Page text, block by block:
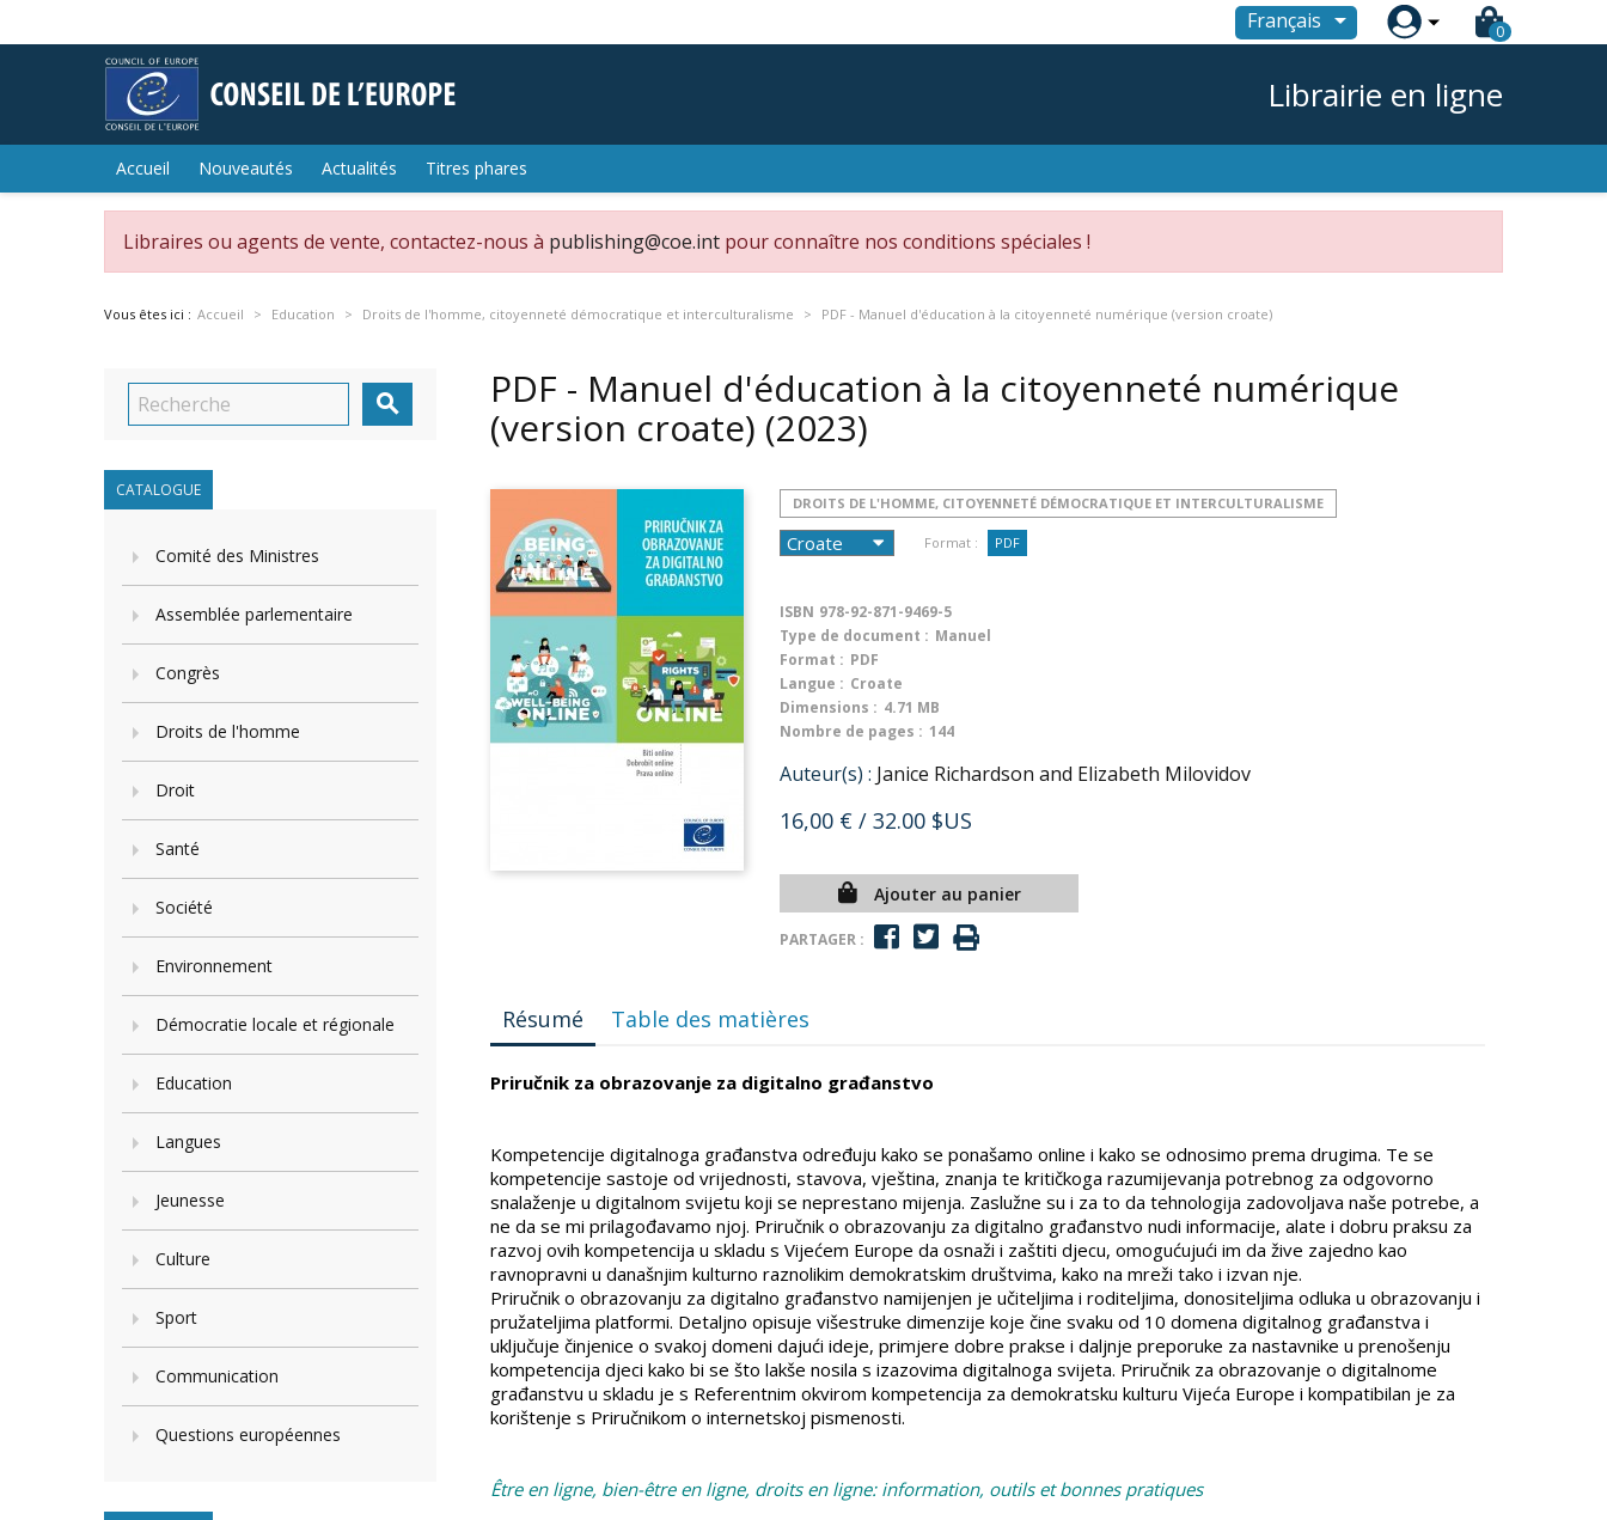
Français  0
Librairie en ligne
Accueil Nouveautés Actualités Titres phares
Libraires ou agents de vente, contactez-nous à publishing@coe.int pour connaître nos conditions spéciales !
Vous êtes ici : Accueil Education Droits de l'homme, citoyenneté démocratique et interculturalisme PDF - Manuel d'éducation à la citoyenneté numérique (version croate)

CATALOGUE
Comité des Ministres
Assemblée parlementaire
Congrès
Droits de l'homme
Droit
Santé
Société
Environnement
Démocratie locale et régionale
Education
Langues
Jeunesse
Culture
Sport
Communication
Questions européennes
PDF - Manuel d'éducation à la citoyenneté numérique
(version croate) (2023)
DROITS DE L'HOMME, CITOYENNETÉ DÉMOCRATIQUE ET INTERCULTURALISME
Format : PDF
ISBN 978-92-871-9469-5
Type de document : Manuel
Format : PDF
Langue : Croate
Dimensions : 4.71 MB
Nombre de pages : 144
Auteur(s) : Janice Richardson and Elizabeth Milovidov
16,00 € / 32.00 $US
Ajouter au panier
PARTAGER :
Résumé Table des matières
Priručnik za obrazovanje za digitalno građanstvo
Kompetencije digitalnoga građanstva određuju kako se ponašamo online i kako se odnosimo prema drugima. Te se
kompetencije sastoje od vrijednosti, stavova, vještina, znanja te kritičkoga razumijevanja potrebnog za odgovorno
snalaženje u digitalnom svijetu koji se neprestano mijenja. Zaslužne su i za to da tehnologija zadovoljava naše potrebe, a
ne da se mi prilagođavamo njoj. Priručnik o obrazovanju za digitalno građanstvo nudi informacije, alate i dobru praksu za
razvoj ovih kompetencija u skladu s Vijećem Europe da osnaži i zaštiti djecu, omogućujući im da žive zajedno kao
ravnopravni u današnjim kulturno raznolikim demokratskim društvima, kako na mreži tako i izvan nje.
Priručnik o obrazovanju za digitalno građanstvo namijenjen je učiteljima i roditeljima, donositeljima odluka u obrazovanju i
pružateljima platformi. Detaljno opisuje višestruke dimenzije koje čine svaku od 10 domena digitalnog građanstva i
uključuje činjenice o svakoj domeni dajući ideje, primjere dobre prakse i daljnje preporuke za nastavnike u prenošenju
kompetencija djeci kako bi se što lakše nosila s izazovima digitalnoga svijeta. Priručnik za obrazovanje o digitalnome
građanstvu u skladu je s Referentnim okvirom kompetencija za demokratsku kulturu Vijeća Europe i kompatibilan je za
korištenje s Priručnikom o internetskoj pismenosti.
Être en ligne, bien-être en ligne, droits en ligne: information, outils et bonnes pratiques